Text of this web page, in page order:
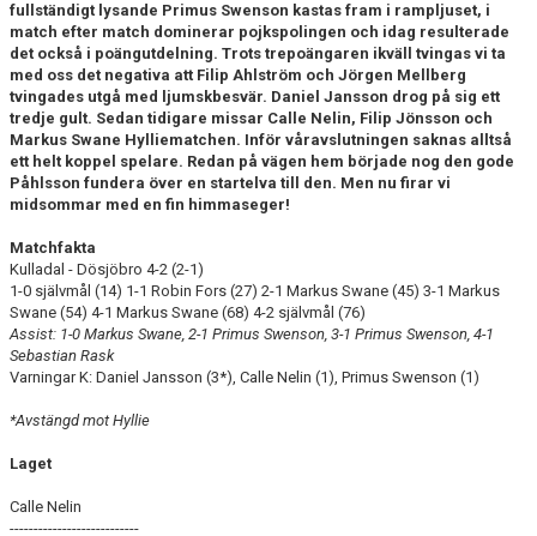
KFF INSTAGRAM
MEDLEM INTRESSEANMÄLAN
fullständigt lysande Primus Swenson kastas fram i rampljuset, i
match efter match dominerar pojkspolingen och idag resulterade
det också i poängutdelning. Trots trepoängaren ikväll tvingas vi ta
med oss det negativa att Filip Ahlström och Jörgen Mellberg
tvingades utgå med ljumskbesvär. Daniel Jansson drog på sig ett
tredje gult. Sedan tidigare missar Calle Nelin, Filip Jönsson och
Markus Swane Hylliematchen. Inför våravslutningen saknas alltså
ett helt koppel spelare. Redan på vägen hem började nog den gode
Påhlsson fundera över en startelva till den. Men nu firar vi
midsommar med en fin himmaseger!
Matchfakta
Kulladal - Dösjöbro 4-2 (2-1)
1-0 självmål (14) 1-1 Robin Fors (27) 2-1 Markus Swane (45) 3-1 Markus
Swane (54) 4-1 Markus Swane (68) 4-2 självmål (76)
Assist: 1-0 Markus Swane, 2-1 Primus Swenson, 3-1 Primus Swenson, 4-1
Sebastian Rask
Varningar K: Daniel Jansson (3*), Calle Nelin (1), Primus Swenson (1)
*Avstängd mot Hyllie
Laget
Calle Nelin
---------------------------